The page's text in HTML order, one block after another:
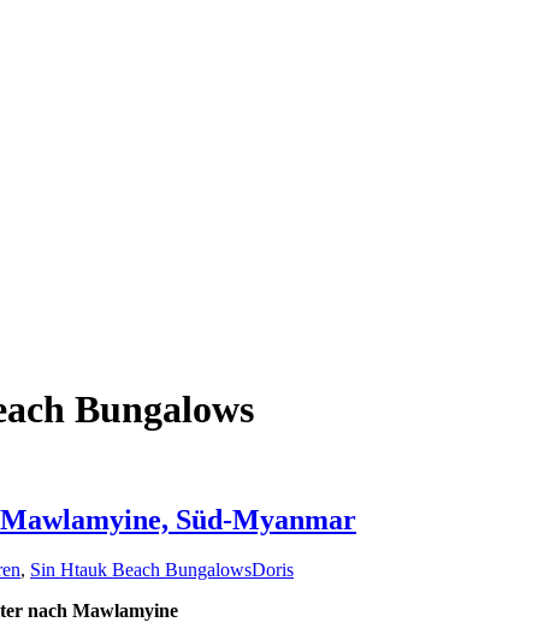
Bungalows
Süd-Myanmar
, Sin Htauk Beach BungalowsDoris
nach Mawlamyine